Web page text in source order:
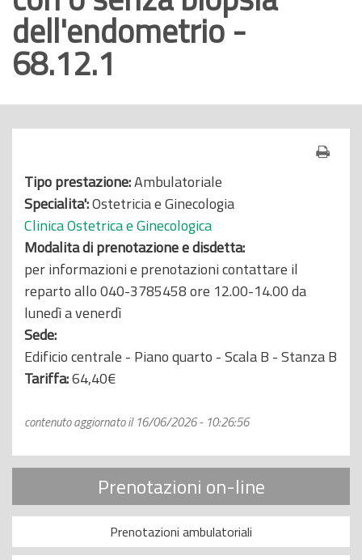
n
dell'endometrio -
68.12.1
Tipo prestazione:Ambulatoriale
Specialita':Ostetricia e Ginecologia
Clinica Ostetrica e Ginecologica
Modalita di prenotazione e disdetta:
per informazioni e prenotazioni contattare il
reparto allo 040-3785458 ore 12.00-14.00 da
lunedì a venerdì
Sede:
Edificio centrale - Piano quarto - Scala B - Stanza B
Tariffa:64,40€
contenuto aggiornato il 16/06/2026 - 10:26:56
Prenotazioni on-line
Prenotazioni ambulatoriali